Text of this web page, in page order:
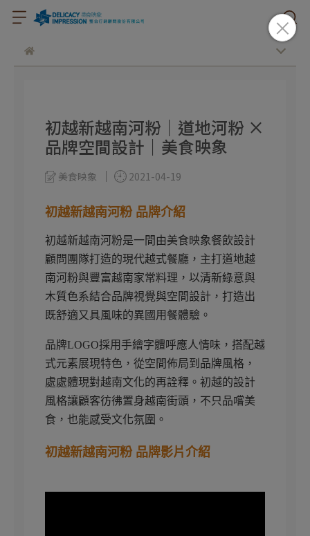
初越新越南河粉｜道地河粉 ×
品牌空間設計｜美食映象
美食映象 2021-04-19
初越新越南河粉 品牌介紹
初越新越南河粉是一間由美食映象餐飲設計
顧問團隊打造的現代越式餐廳，主打道地越
南河粉與豐富越南家常料理，以清新綠意與
木質色系結合品牌視覺與空間設計，打造出
既舒適又具風味的異國用餐體驗。
品牌LOGO採用手繪字體呼應人情味，搭配越
式元素展現特色，從空間佈局到品牌風格，
處處體現對越南文化的再詮釋。初越的設計
風格讓顧客彷彿置身越南街頭，不只品嚐美
食，也能感受文化氛圍。
初越新越南河粉 品牌影片介紹